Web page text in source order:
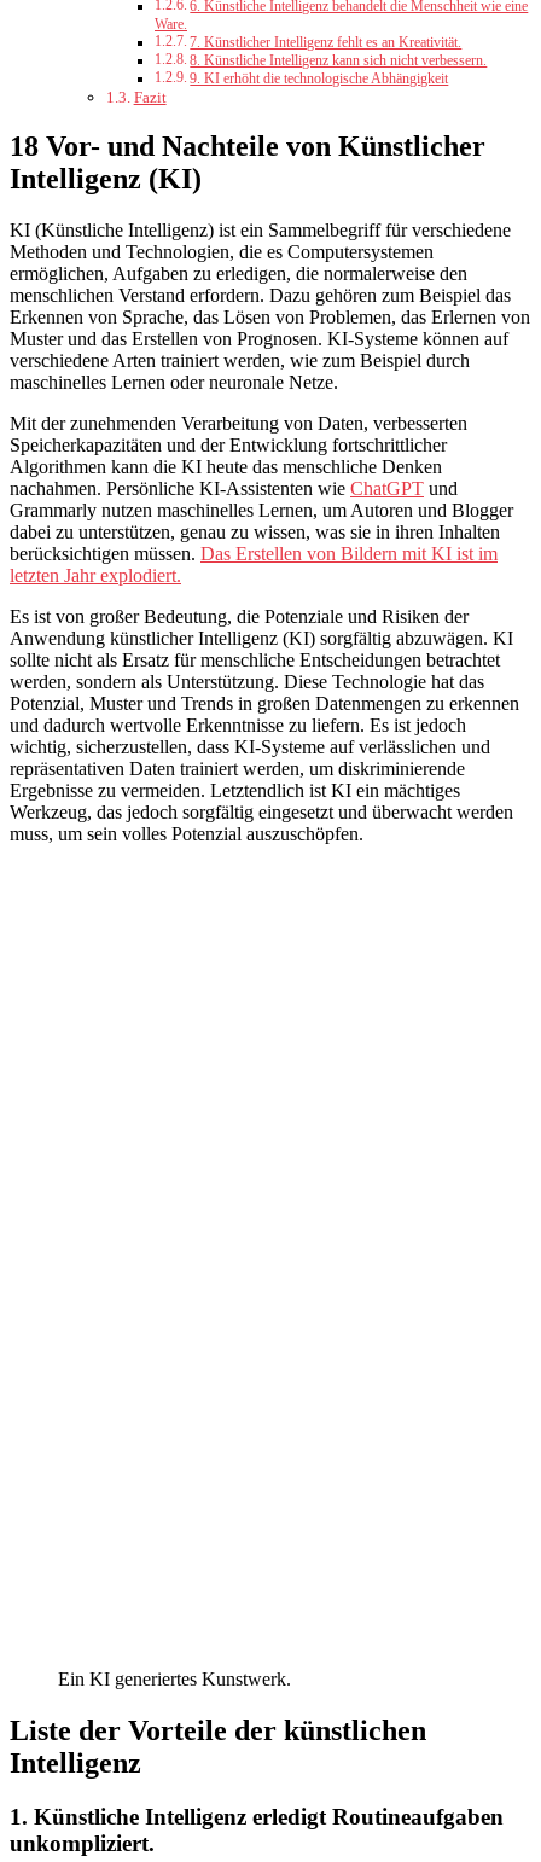
6. Künstliche Intelligenz behandelt die Menschheit wie eine
Ware.
7. Künstlicher Intelligenz fehlt es an Kreativität.
8. Künstliche Intelligenz kann sich nicht verbessern.
9. KI erhöht die technologische Abhängigkeit
Fazit
18 Vor- und Nachteile von Künstlicher
Intelligenz (KI)
KI (Künstliche Intelligenz) ist ein Sammelbegriff für verschiedene
Methoden und Technologien, die es Computersystemen
ermöglichen, Aufgaben zu erledigen, die normalerweise den
menschlichen Verstand erfordern. Dazu gehören zum Beispiel das
Erkennen von Sprache, das Lösen von Problemen, das Erlernen von
Muster und das Erstellen von Prognosen. KI-Systeme können auf
verschiedene Arten trainiert werden, wie zum Beispiel durch
maschinelles Lernen oder neuronale Netze.
Mit der zunehmenden Verarbeitung von Daten, verbesserten
Speicherkapazitäten und der Entwicklung fortschrittlicher
Algorithmen kann die KI heute das menschliche Denken
nachahmen. Persönliche KI-Assistenten wie ChatGPT und
Grammarly nutzen maschinelles Lernen, um Autoren und Blogger
dabei zu unterstützen, genau zu wissen, was sie in ihren Inhalten
berücksichtigen müssen. Das Erstellen von Bildern mit KI ist im
letzten Jahr explodiert.
Es ist von großer Bedeutung, die Potenziale und Risiken der
Anwendung künstlicher Intelligenz (KI) sorgfältig abzuwägen. KI
sollte nicht als Ersatz für menschliche Entscheidungen betrachtet
werden, sondern als Unterstützung. Diese Technologie hat das
Potenzial, Muster und Trends in großen Datenmengen zu erkennen
und dadurch wertvolle Erkenntnisse zu liefern. Es ist jedoch
wichtig, sicherzustellen, dass KI-Systeme auf verlässlichen und
repräsentativen Daten trainiert werden, um diskriminierende
Ergebnisse zu vermeiden. Letztendlich ist KI ein mächtiges
Werkzeug, das jedoch sorgfältig eingesetzt und überwacht werden
muss, um sein volles Potenzial auszuschöpfen.
Ein KI generiertes Kunstwerk.
Liste der Vorteile der künstlichen
Intelligenz
1. Künstliche Intelligenz erledigt Routineaufgaben
unkompliziert.